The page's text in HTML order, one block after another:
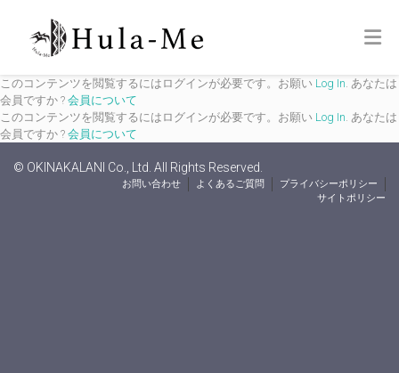
このコンテンツを閲覧するにはログインが必要です。お願い Log In. あなたは
会員ですか ? 会員について
このコンテンツを閲覧するにはログインが必要です。お願い Log In. あなたは
会員ですか ? 会員について
© OKINAKALANI Co., Ltd. All Rights Reserved.
お問い合わせ よくあるご質問
プライバシーポリシー
サイトポリシー